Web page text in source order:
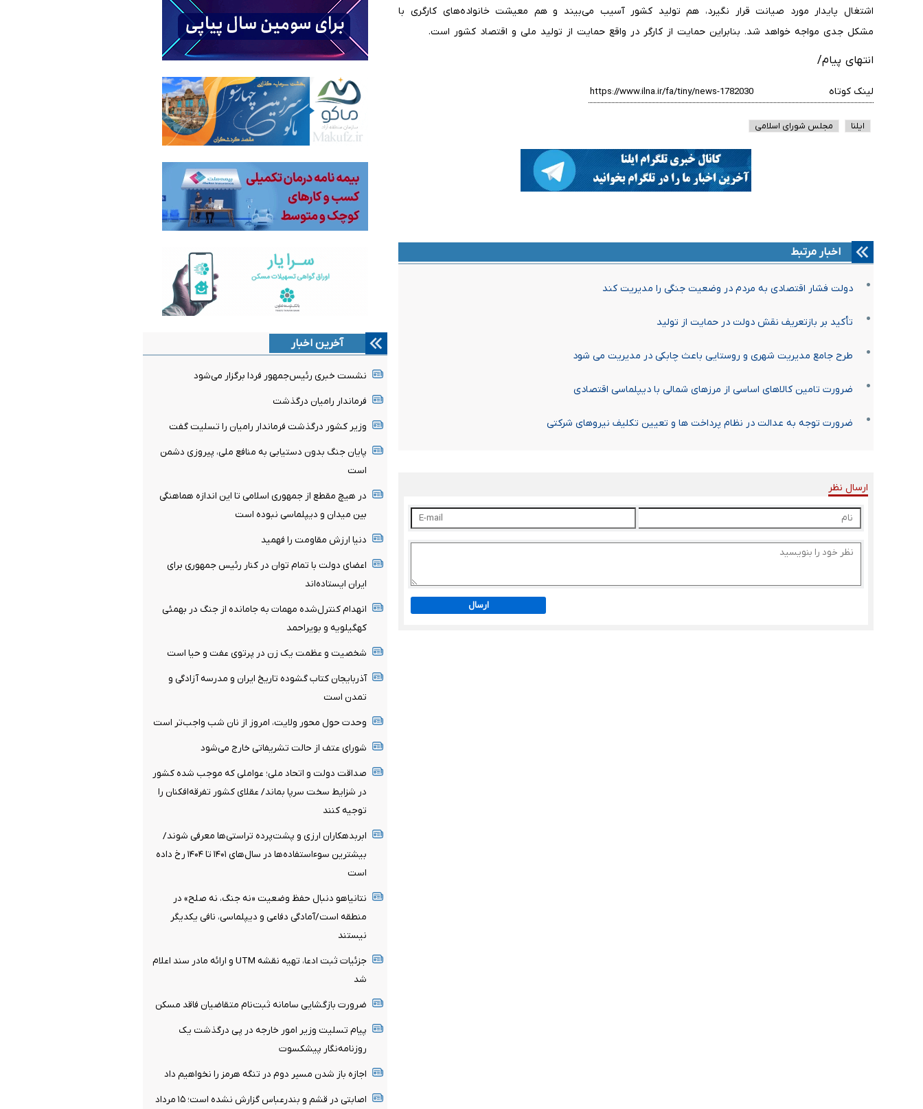
اشتغال پایدار مورد صیانت قرار نگیرد، هم تولید کشور آسیب می‌بیند و هم معیشت خانواده‌های کارگری با
مشکل جدی مواجه خواهد شد. بنابراین حمایت از کارگر در واقع حمایت از تولید ملی و اقتصاد کشور است.
انتهای پیام/
لینک کوتاه
ایلنا مجلس شورای اسلامی
اخبار مرتبط
دولت فشار اقتصادی به مردم در وضعیت جنگی را مدیریت کند
تأکید بر بازتعریف نقش دولت در حمایت از تولید
طرح جامع مدیریت شهری و روستایی باعث چابکی در مدیریت می شود
ضرورت تامین کالا‌های اساسی از مرز‌های شمالی با دیپلماسی اقتصادی
ضرورت توجه به عدالت در نظام پرداخت ها و تعیین تکلیف نیروهای شرکتی
ارسال نظر
ارسال
آخرین اخبار
نشست خبری رئیس‌جمهور فردا برگزار می‌شود
فرماندار رامیان درگذشت
وزیر کشور درگذشت فرماندار رامیان را تسلیت گفت
پایان جنگ بدون دستیابی به منافع ملی، پیروزی دشمن
است
در هیچ مقطع از جمهوری اسلامی تا این اندازه هماهنگی
بین میدان و دیپلماسی نبوده است
دنیا ارزش مقاومت را فهمید
اعضای دولت با تمام توان در کنار رئیس جمهوری برای
ایران ایستاده‌اند
انهدام کنترل‌شده مهمات به‌ جامانده از جنگ در بهمئی
کهگیلویه و بویراحمد
شخصیت و عظمت یک زن در پرتوی عفت و حیا است
آذربایجان کتاب گشوده تاریخ ایران و مدرسه آزادگی و
تمدن است
وحدت حول محور ولایت، امروز از نان شب واجب‌تر است
شورای عتف از حالت تشریفاتی خارج می‌شود
صداقت دولت و اتحاد ملی؛ عواملی که موجب شده کشور
در شزایط سخت سرپا بماند/ عقلای کشور تفرقه‌افکنان را
توجیه کنند
ابربدهکاران ارزی و پشت‌پرده تراستی‌ها معرفی شوند/
بیشترین سوءاستفاده‌ها در سال‌های ۱۴۰۱ تا ۱۴۰۴ رخ داده
است
نتانیاهو دنبال حفظ وضعیت «نه جنگ، نه صلح» در
منطقه است/آمادگی دفاعی و دیپلماسی، نافی یکدیگر
نیستند
جزئیات ثبت ادعا، تهیه نقشه UTM و ارائه مادر سند اعلام
شد
ضرورت بازگشایی سامانه ثبت‌نام متقاضیان فاقد مسکن
پیام تسلیت وزیر امور خارجه در پی درگذشت یک
روزنامه‌نگار پیشکسوت
اجازه باز شدن مسیر دوم در تنگه هرمز را نخواهیم داد
اصابتی در قشم و بندرعباس گزارش نشده است؛ ۱۵ مرداد